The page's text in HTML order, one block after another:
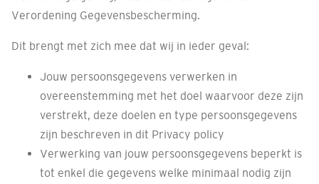
Verordening Gegevensbescherming.
Dit brengt met zich mee dat wij in ieder geval:
Jouw persoonsgegevens verwerken in
overeenstemming met het doel waarvoor deze zijn
verstrekt, deze doelen en type persoonsgegevens
zijn beschreven in dit Privacy policy
Verwerking van jouw persoonsgegevens beperkt is
tot enkel die gegevens welke minimaal nodig zijn